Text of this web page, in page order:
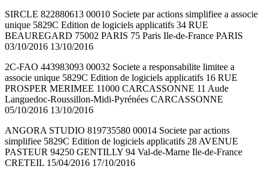
SIRCLE 822880613 00010 Societe par actions simplifiee a associe
unique 5829C Edition de logiciels applicatifs 34 RUE
BEAUREGARD 75002 PARIS 75 Paris Ile-de-France PARIS
03/10/2016 13/10/2016
2C-FAO 443983093 00032 Societe a responsabilite limitee a
associe unique 5829C Edition de logiciels applicatifs 16 RUE
PROSPER MERIMEE 11000 CARCASSONNE 11 Aude
Languedoc-Roussillon-Midi-Pyrénées CARCASSONNE
05/10/2016 13/10/2016
ANGORA STUDIO 819735580 00014 Societe par actions
simplifiee 5829C Edition de logiciels applicatifs 28 AVENUE
PASTEUR 94250 GENTILLY 94 Val-de-Marne Ile-de-France
CRETEIL 15/04/2016 17/10/2016